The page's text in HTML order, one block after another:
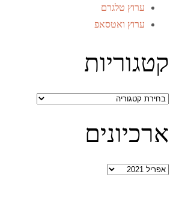
ערוץ טלגרם
ערוץ ואטסאפ
קטגוריות
קטגוריות
ארכיונים
ארכיונים